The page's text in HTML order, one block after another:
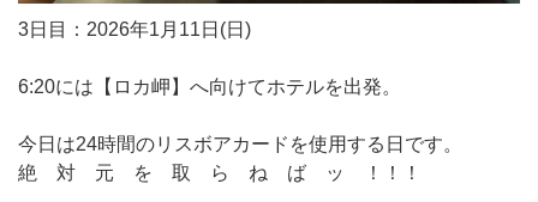
3日目：2026年1月11日(日)
6:20には【ロカ岬】へ向けてホテルを出発。
今日は24時間のリスボアカードを使用する日です。
絶 対 元 を 取 ら ね ば ッ ！！！